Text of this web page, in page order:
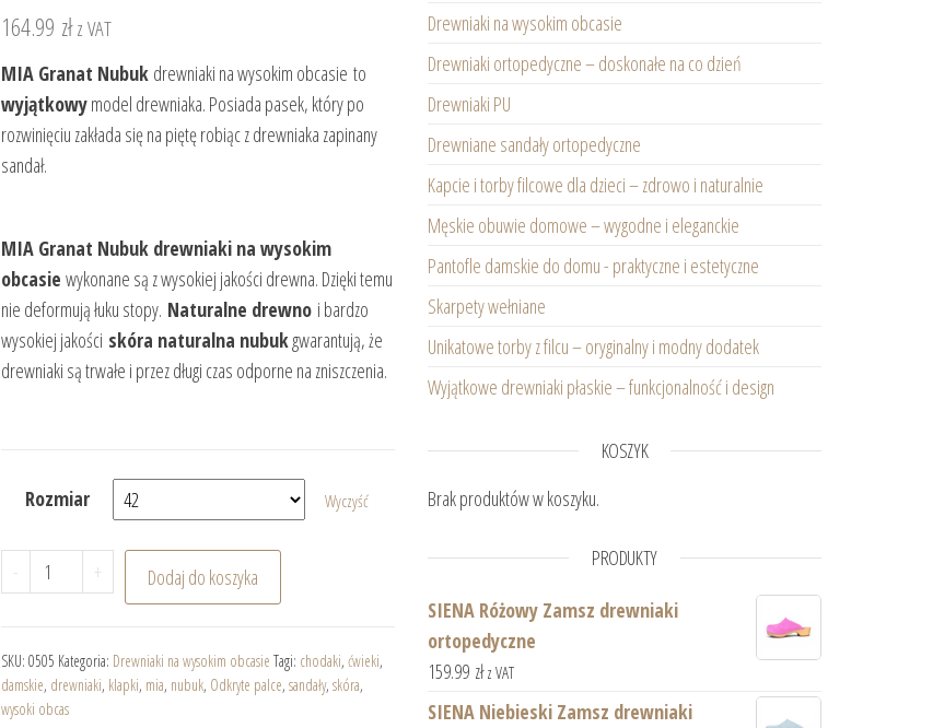
164.99 złz VAT
MIA Granat Nubuk drewniaki na wysokim obcasie to
wyjątkowymodel drewniaka. Posiada pasek, który po
rozwinięciu zakłada się na piętę robiąc z drewniaka zapinany
sandał.
MIA Granat Nubuk drewniaki na wysokim
obcasie wykonane są z wysokiej jakości drewna. Dzięki temu
nie deformują łuku stopy. Naturalne drewno i bardzo
wysokiej jakości skóra naturalna nubukgwarantują, że
drewniaki są trwałe i przez długi czas odporne na zniszczenia.
Rozmiar Wyczyść
- ilość MIA Granat Nubuk drewniaki na wysokim obcasie
+ Dodaj do koszyka
SKU: 0505 Kategoria: Drewniaki na wysokim obcasie Tagi: chodaki, ćwieki,
damskie, drewniaki, klapki, mia, nubuk, Odkryte palce, sandały, skóra,
wysoki obcas
Drewniaki na wysokim obcasie
Drewniaki ortopedyczne – doskonałe na co dzień
Drewniaki PU
Drewniane sandały ortopedyczne
Kapcie i torby filcowe dla dzieci – zdrowo i naturalnie
Męskie obuwie domowe – wygodne i eleganckie
Pantofle damskie do domu - praktyczne i estetyczne
Skarpety wełniane
Unikatowe torby z filcu – oryginalny i modny dodatek
Wyjątkowe drewniaki płaskie – funkcjonalność i design
KOSZYK
Brak produktów w koszyku.
PRODUKTY
SIENA Różowy Zamsz drewniaki
ortopedyczne
159.99 zł z VAT
SIENA Niebieski Zamsz drewniaki